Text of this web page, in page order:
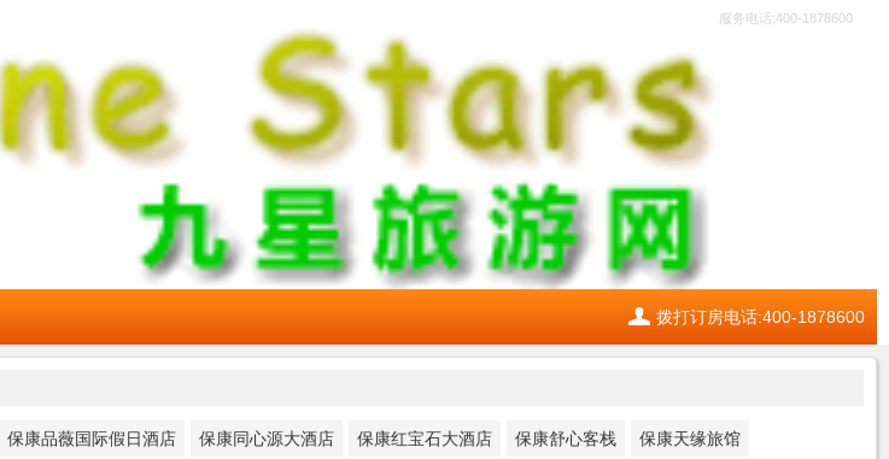
服务电话:400-1878600
拨打订房电话:400-1878600
保康品薇国际假日酒店 保康同心源大酒店 保康红宝石大酒店 保康舒心客栈 保康天缘旅馆